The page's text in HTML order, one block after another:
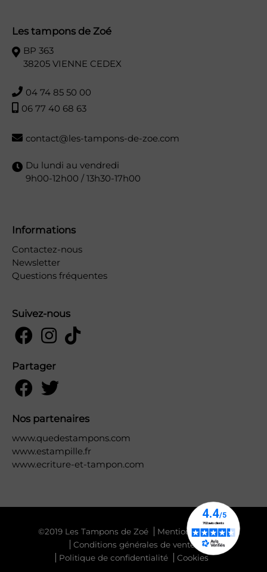
Les tampons de Zoé
BP 363
38205 VIENNE CEDEX
04 74 85 50 00
06 77 40 68 63
contact@les-tampons-de-zoe.com
Du lundi au vendredi
9h00-12h00 / 13h30-17h00
Informations
Contactez-nous
Newsletter
Questions fréquentes
Suivez-nous
Partager
Nos partenaires
www.quedestampons.com
www.estampille.fr
www.ecriture-et-tampon.com
©2019 Les Tampons de Zoé
Mentions légales
Conditions générales de vente
Politique de confidentialité
Cookies